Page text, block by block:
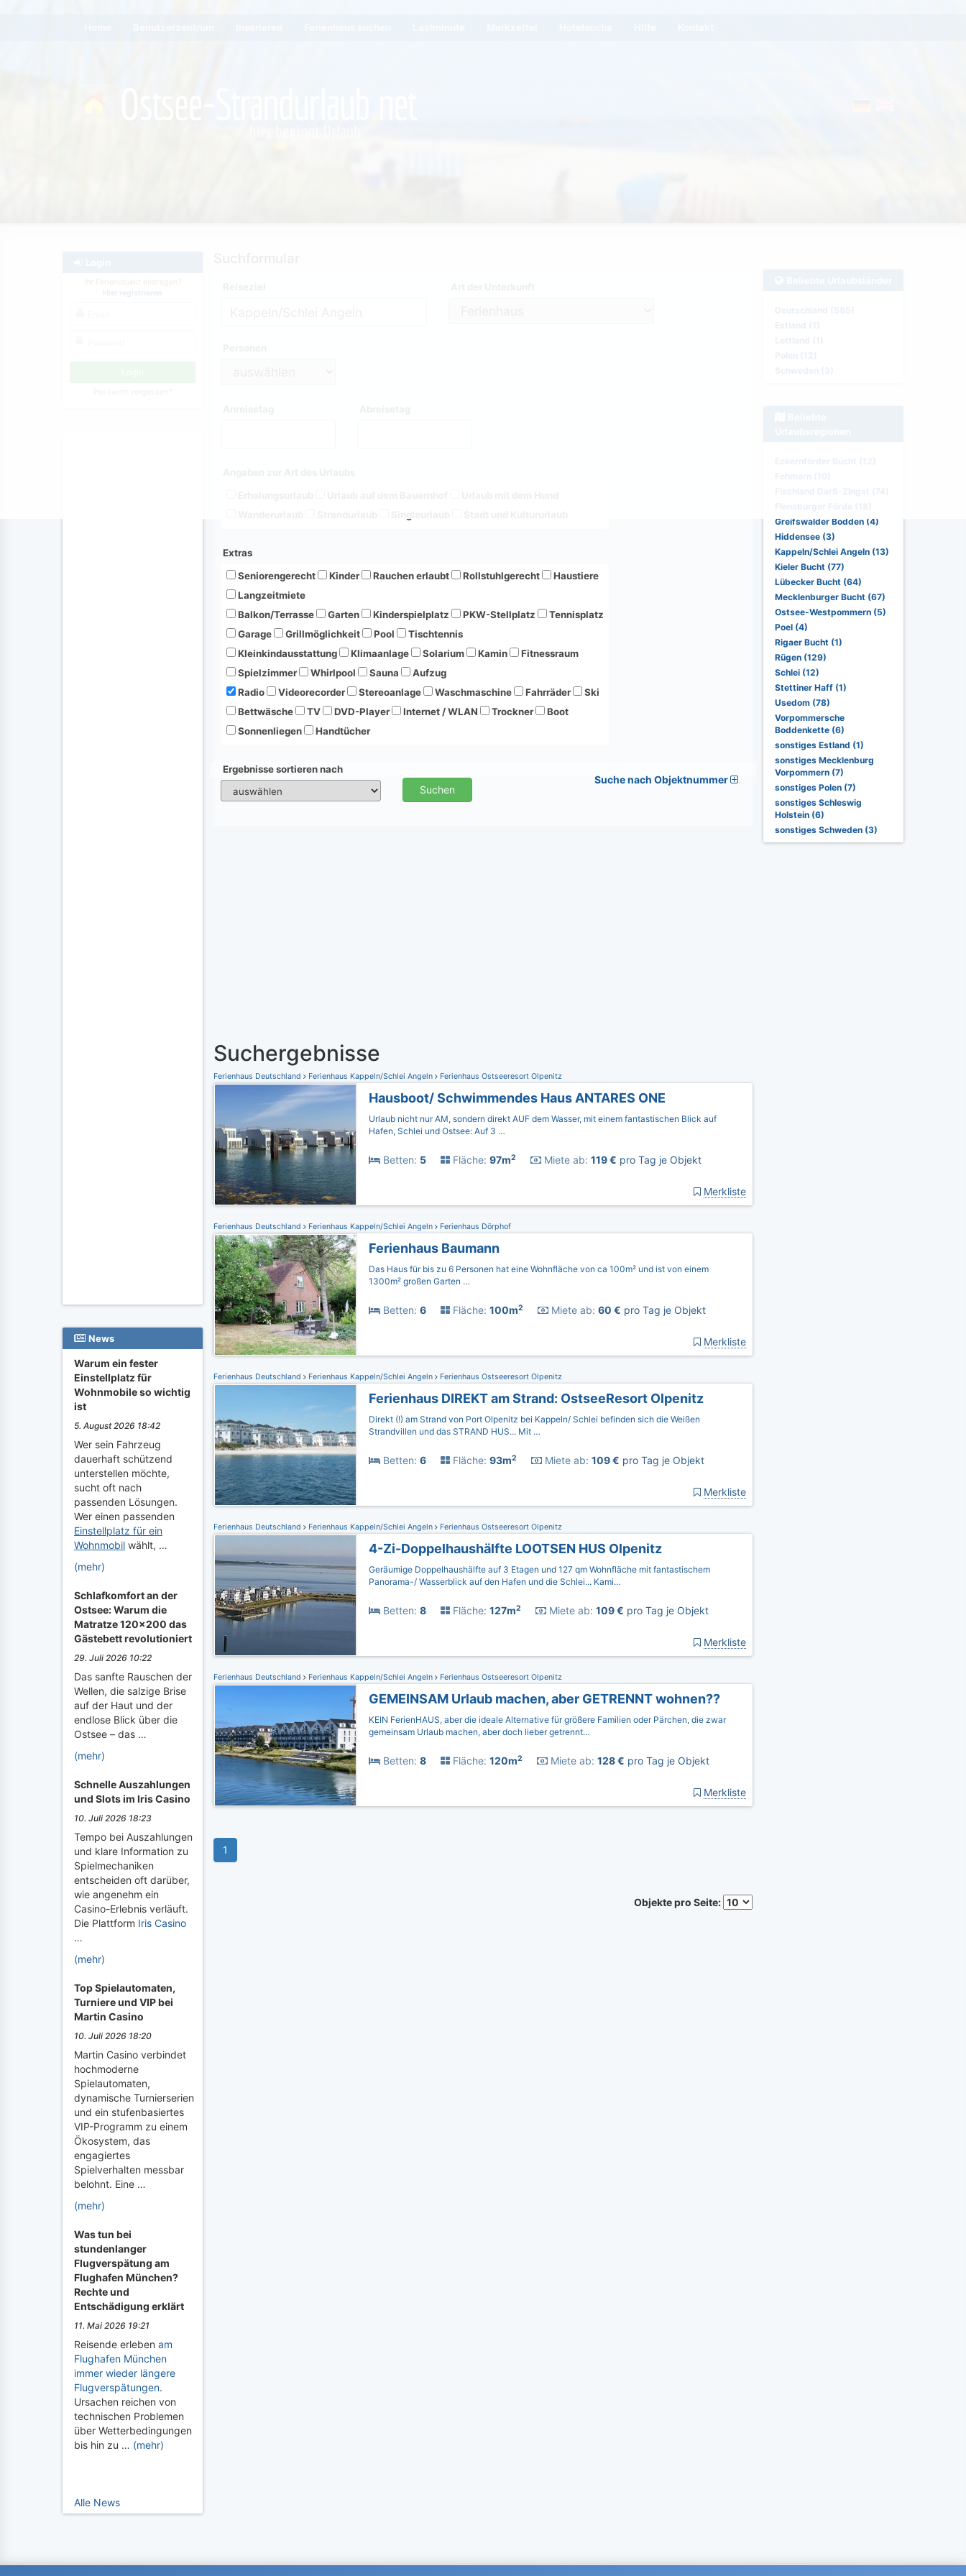
News
Warum ein fester
Einstellplatz für
Wohnmobile so wichtig
ist
5. August 2026 18:42
Wer sein Fahrzeug
dauerhaft schützend
unterstellen möchte,
sucht oft nach
passenden Lösungen.
Wer einen passenden
Einstellplatz für ein
Wohnmobil wählt, …
(mehr)
Schlafkomfort an der
Ostsee: Warum die
Matratze 120x200 das
Gästebett revolutioniert
29. Juli 2026 10:22
Das sanfte Rauschen der
Wellen, die salzige Brise
auf der Haut und der
endlose Blick über die
Ostsee – das …
(mehr)
Schnelle Auszahlungen
und Slots im Iris Casino
10. Juli 2026 18:23
Tempo bei Auszahlungen
und klare Information zu
Spielmechaniken
entscheiden oft darüber,
wie angenehm ein
Casino-Erlebnis verläuft.
Die Plattform Iris Casino
…
(mehr)
Top Spielautomaten,
Turniere und VIP bei
Martin Casino
10. Juli 2026 18:20
Martin Casino verbindet
hochmoderne
Spielautomaten,
dynamische Turnierserien
und ein stufenbasiertes
VIP-Programm zu einem
Ökosystem, das
engagiertes
Spielverhalten messbar
belohnt. Eine …
(mehr)
Was tun bei
stundenlanger
Flugverspätung am
Flughafen München?
Rechte und
Entschädigung erklärt
11. Mai 2026 19:21
Reisende erleben am
Flughafen München
immer wieder längere
Flugverspätungen.
Ursachen reichen von
technischen Problemen
über Wetterbedingungen
bis hin zu … (mehr)
Alle News
Extras
Seniorengerecht
Kinder Rauchen erlaubt Rollstuhlgerecht
Haustiere
Langzeitmiete
Balkon/Terrasse
Garten Kinderspielplatz PKW-Stellplatz
Tennisplatz
Garage
Grillmöglichkeit Pool
Tischtennis
Kleinkindausstattung
Klimaanlage Solarium Kamin
Fitnessraum
Spielzimmer
Whirlpool Sauna
Aufzug
Radio
Videorecorder Stereoanlage Waschmaschine Fahrräder
Ski
Bettwäsche
TV DVD-Player Internet / WLAN Trockner
Boot
Sonnenliegen
Handtücher
Ergebnisse sortieren nach
Suchen
Suche nach Objektnummer
Suchergebnisse
Ferienhaus Deutschland Ferienhaus Kappeln/Schlei Angeln Ferienhaus Ostseeresort Olpenitz
Hausboot/ Schwimmendes Haus ANTARES ONE
Urlaub nicht nur AM, sondern direkt AUF dem Wasser, mit einem fantastischen Blick auf
Hafen, Schlei und Ostsee: Auf 3 …
Betten: 5 Fläche: 97m2 Miete ab: 119 € pro Tag je Objekt
Merkliste
Ferienhaus Deutschland Ferienhaus Kappeln/Schlei Angeln Ferienhaus Dörphof
Ferienhaus Baumann
Das Haus für bis zu 6 Personen hat eine Wohnfläche von ca 100m² und ist von einem
1300m² großen Garten …
Betten: 6 Fläche: 100m2 Miete ab: 60 € pro Tag je Objekt
Merkliste
Ferienhaus Deutschland Ferienhaus Kappeln/Schlei Angeln Ferienhaus Ostseeresort Olpenitz
Ferienhaus DIREKT am Strand: OstseeResort Olpenitz
Direkt (!) am Strand von Port Olpenitz bei Kappeln/ Schlei befinden sich die Weißen
Strandvillen und das STRAND HUS... Mit …
Betten: 6 Fläche: 93m2 Miete ab: 109 € pro Tag je Objekt
Merkliste
Ferienhaus Deutschland Ferienhaus Kappeln/Schlei Angeln Ferienhaus Ostseeresort Olpenitz
4-Zi-Doppelhaushälfte LOOTSEN HUS Olpenitz
Geräumige Doppelhaushälfte auf 3 Etagen und 127 qm Wohnfläche mit fantastischem
Panorama-/ Wasserblick auf den Hafen und die Schlei... Kami…
Betten: 8 Fläche: 127m2 Miete ab: 109 € pro Tag je Objekt
Merkliste
Ferienhaus Deutschland Ferienhaus Kappeln/Schlei Angeln Ferienhaus Ostseeresort Olpenitz
GEMEINSAM Urlaub machen, aber GETRENNT wohnen??
KEIN FerienHAUS, aber die ideale Alternative für größere Familien oder Pärchen, die zwar
gemeinsam Urlaub machen, aber doch lieber getrennt…
Betten: 8 Fläche: 120m2 Miete ab: 128 € pro Tag je Objekt
Merkliste
1
Objekte pro Seite:
Greifswalder Bodden (4)
Hiddensee (3)
Kappeln/Schlei Angeln (13)
Kieler Bucht (77)
Lübecker Bucht (64)
Mecklenburger Bucht (67)
Ostsee-Westpommern (5)
Poel (4)
Rigaer Bucht (1)
Rügen (129)
Schlei (12)
Stettiner Haff (1)
Usedom (78)
Vorpommersche
Boddenkette (6)
sonstiges Estland (1)
sonstiges Mecklenburg
Vorpommern (7)
sonstiges Polen (7)
sonstiges Schleswig
Holstein (6)
sonstiges Schweden (3)